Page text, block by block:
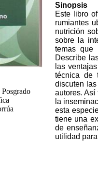
Sinopsis
Este libro
rumiantes
nutrición
sobre la
temas que
Describe
las
técnica de
discuten
autores.
la
esta
tiene una
de
utilidad